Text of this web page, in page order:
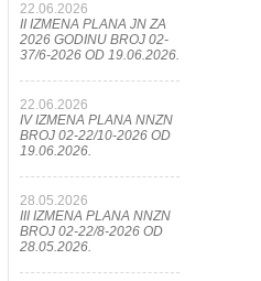
22.06.2026
II IZMENA PLANA JN ZA
2026 GODINU BROJ 02-
37/6-2026 OD 19.06.2026.
22.06.2026
IV IZMENA PLANA NNZN
BROJ 02-22/10-2026 OD
19.06.2026.
28.05.2026
III IZMENA PLANA NNZN
BROJ 02-22/8-2026 OD
28.05.2026.